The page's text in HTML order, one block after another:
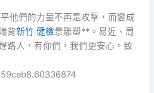
平他們的力量不再是攻擊，而變成
背新竹 健檢景雕塑**。易近、周
路人，有你們，我們更安心。致